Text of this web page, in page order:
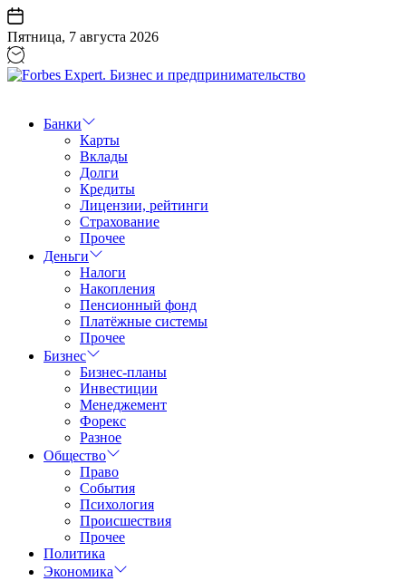
Перейти
к
содержанию
Пятница, 7 августа 2026
Бизнес
предпринимательство
Банки
Карты
Вклады
Долги
Кредиты
Лицензии, рейтинги
Страхование
Прочее
Деньги
Налоги
Накопления
Пенсионный фонд
Платёжные системы
Прочее
Бизнес
Бизнес-планы
Инвестиции
Менеджемент
Форекс
Разное
Общество
Право
События
Психология
Происшествия
Прочее
Политика
Экономика